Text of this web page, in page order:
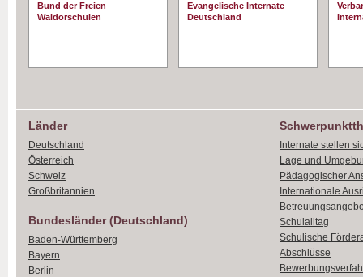
Bund der Freien
Waldorschulen
Evangelische Internate
Deutschland
Länder
Deutschland
Österreich
Schweiz
Großbritannien
Bundesländer (Deutschland)
Baden-Württemberg
Bayern
Berlin
Internate stellen
Lage und
Pädagogischer
Internationale
Schulalltag
Schulische
Abschlüsse